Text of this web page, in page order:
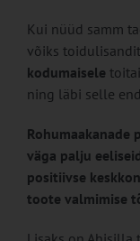
Kui nüüd samm
võiks
kodumaisele
ning läbi selle
Rohumaakanade
väga palju
positiivse
toote valmimise